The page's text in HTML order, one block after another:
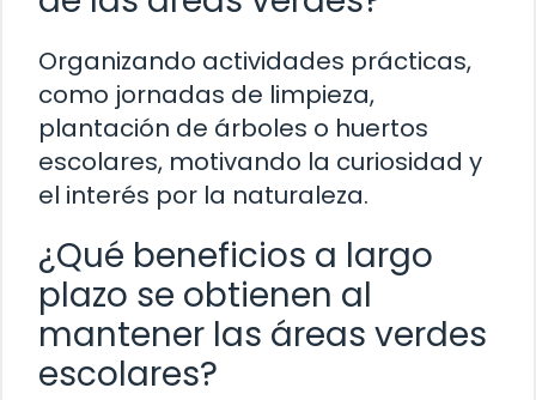
Organizando actividades prácticas,
como jornadas de limpieza,
plantación de árboles o huertos
escolares, motivando la curiosidad y
el interés por la naturaleza.
¿Qué beneficios a largo
plazo se obtienen al
mantener las áreas verdes
escolares?